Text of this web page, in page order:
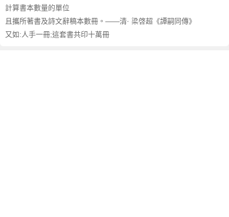
計算書本數量的單位
且攜所著書及詩文辭稿本數冊。——清· 梁啓超《譚嗣同傳》
又如:人手一冊;這套書共印十萬冊